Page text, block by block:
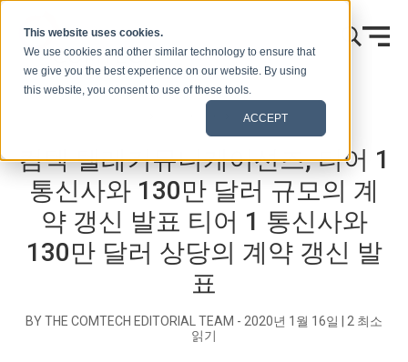
This website uses cookies.
We use cookies and other similar technology to ensure that
we give you the best experience on our website. By using
this website, you consent to use of these tools.
ACCEPT
보도 자료
컴텍 텔레커뮤니케이션즈, 티어 1
통신사와 130만 달러 규모의 계
약 갱신 발표 티어 1 통신사와
130만 달러 상당의 계약 갱신 발
표
BY THE COMTECH EDITORIAL TEAM - 2020년 1월 16일 2 최소
읽기